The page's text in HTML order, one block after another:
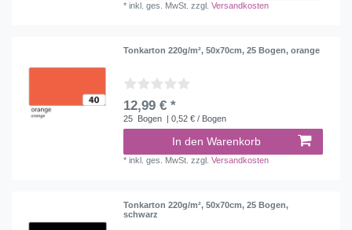
*inkl. ges. MwSt. zzgl.Versandkosten
Tonkarton 220g/m², 50x70cm, 25 Bogen, orange
12,99 € *
25 Bogen | 0,52 € / Bogen
In den Warenkorb
*inkl. ges. MwSt. zzgl.Versandkosten
Tonkarton 220g/m², 50x70cm, 25 Bogen,
schwarz